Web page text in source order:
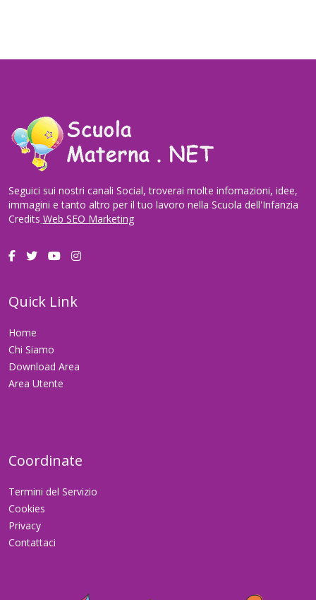
Seguici sui nostri canali Social, troverai molte infomazioni, idee,
immagini e tanto altro per il tuo lavoro nella Scuola dell'Infanzia
Credits Web SEO Marketing
Quick Link
Home
Chi Siamo
Download Area
Area Utente
Coordinate
Termini del Servizio
Cookies
Privacy
Contattaci